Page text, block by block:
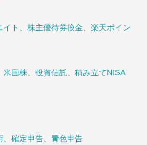
イト、株主優待券換金、楽天ポイン
米国株、投資信託、積み立てNISA
、確定申告、青色申告